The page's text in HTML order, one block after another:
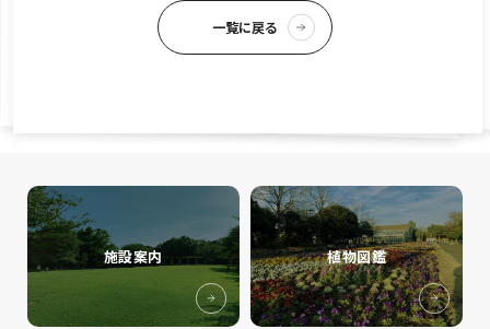
一覧に戻る
施設案内 植物図鑑